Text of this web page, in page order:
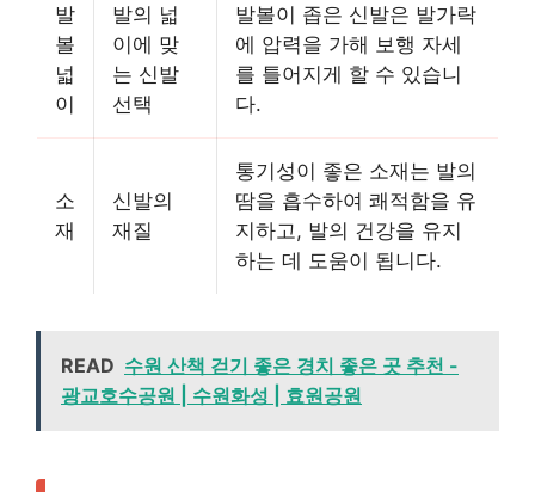
발
볼
넓
이
발의 넓
이에 맞
는 신발
선택
발볼이 좁은 신발은 발가락
에 압력을 가해 보행 자세
를 틀어지게 할 수 있습니
다.
소
재
신발의
재질
통기성이 좋은 소재는 발의
땀을 흡수하여 쾌적함을 유
지하고, 발의 건강을 유지
하는 데 도움이 됩니다.
READ 수원 산책 걷기 좋은 경치 좋은 곳 추천 -
광교호수공원 | 수원화성 | 효원공원